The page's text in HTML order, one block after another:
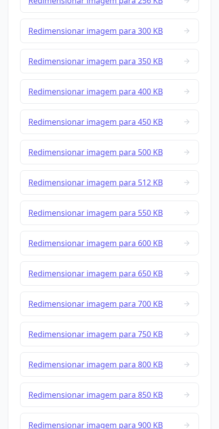
Redimensionar imagem para 300 KB
Redimensionar imagem para 350 KB
Redimensionar imagem para 400 KB
Redimensionar imagem para 450 KB
Redimensionar imagem para 500 KB
Redimensionar imagem para 512 KB
Redimensionar imagem para 550 KB
Redimensionar imagem para 600 KB
Redimensionar imagem para 650 KB
Redimensionar imagem para 700 KB
Redimensionar imagem para 750 KB
Redimensionar imagem para 800 KB
Redimensionar imagem para 850 KB
Redimensionar imagem para 900 KB